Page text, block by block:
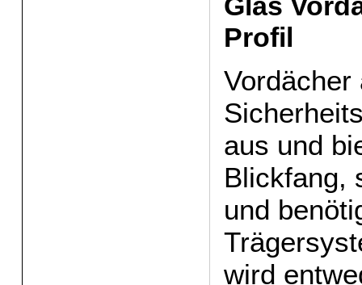
Profil
Vordächer
aus und
Blickfang,
und
wird